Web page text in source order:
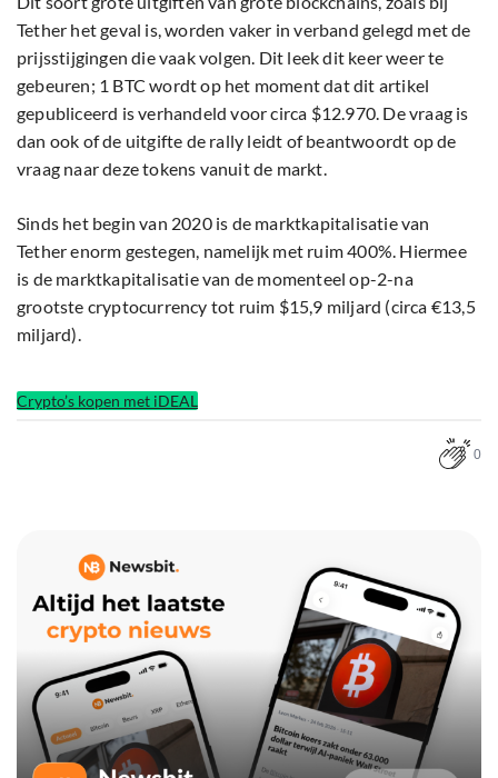
Tether het geval is, worden vaker in verband gelegd met de
prijsstijgingen die vaak volgen. Dit leek dit keer weer te
gebeuren; 1 BTC wordt op het moment dat dit artikel
gepubliceerd is verhandeld voor circa $12.970. De vraag is
dan ook of de uitgifte de rally leidt of beantwoordt op de
vraag naar deze tokens vanuit de markt.
Sinds het begin van 2020 is de marktkapitalisatie van
Tether enorm gestegen, namelijk met ruim 400%. Hiermee
is de marktkapitalisatie van de momenteel op-2-na
grootste cryptocurrency tot ruim $15,9 miljard (circa €13,5
miljard).
Crypto’s kopen met iDEAL
0